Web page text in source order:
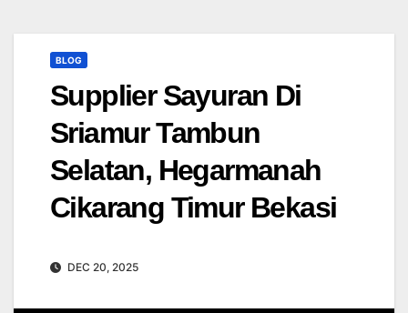
BLOG
Supplier Sayuran Di
Sriamur Tambun
Selatan, Hegarmanah
Cikarang Timur Bekasi
DEC 20, 2025